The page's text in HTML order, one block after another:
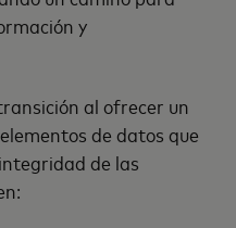
y
al ofrecer un
de datos que
de las